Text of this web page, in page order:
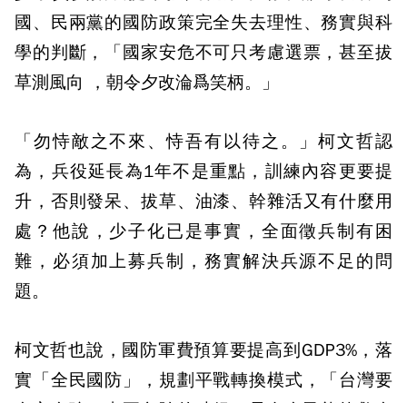
國、民兩黨的國防政策完全失去理性、務實與科
學的判斷，「國家安危不可只考慮選票，甚至拔
草測風向 ，朝令夕改淪爲笑柄。」
「勿恃敵之不來、恃吾有以待之。」柯文哲認
為，兵役延長為1年不是重點，訓練內容更要提
升，否則發呆、拔草、油漆、幹雜活又有什麼用
處？他說，少子化已是事實，全面徵兵制有困
難，必須加上募兵制，務實解決兵源不足的問
題。
柯文哲也說，國防軍費預算要提高到GDP3%，落
實「全民國防」，規劃平戰轉換模式，「台灣要